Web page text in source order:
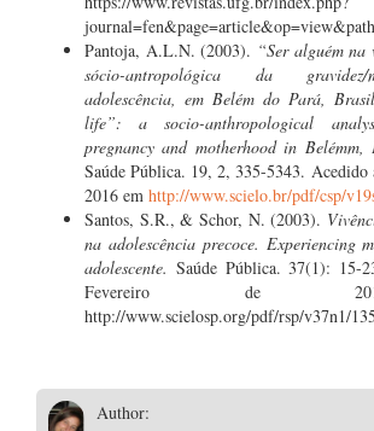
Pantoja, A.L.N. (2003). “Ser alguém
sócio-antropológica da
adolescência, em Belém do Pará,
life”: a socio-anthropological
pregnancy and motherhood in Belémm,
Saúde Pública. 19, 2, 335-5343. Acedido
2016 em http://www.scielo.br/pdf/csp/
Santos, S.R., & Schor, N. (2003).
na adolescência precoce. Experiencing
adolescente. Saúde Pública. 37(1): 15-
Fevereiro de
http://www.scielosp.org/pdf/rsp/v37n1/
Author: